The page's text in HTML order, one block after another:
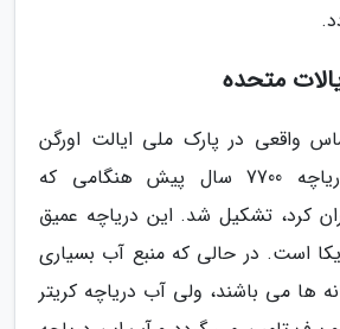
متحده
واقعی در پارک ملی ایالت اورگن
آمریکاست. این دریاچه 7700 سال پیش هنگامی که
کرد، تشکیل شد. این دریاچه عمیق
است. در حالی که منبع آب بسیاری
ها می باشند، ولی آب دریاچه کریتر